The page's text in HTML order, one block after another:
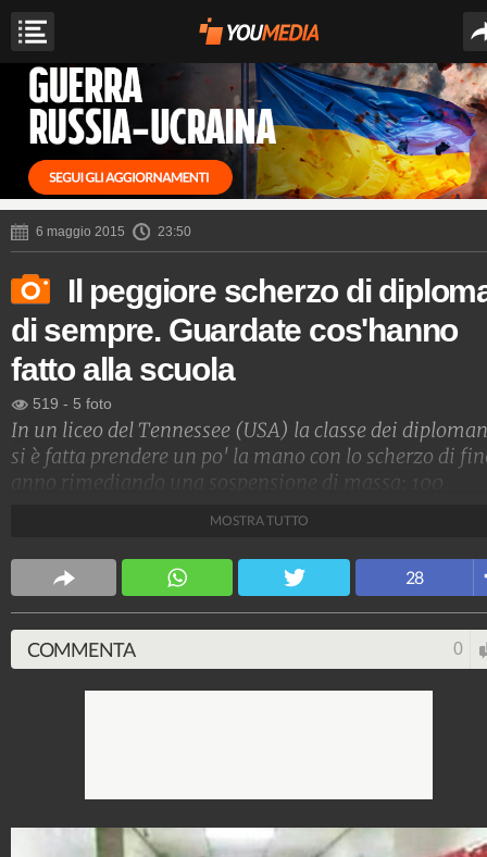
6 maggio 2015 23:50
Il peggiore scherzo di
di sempre. Guardate cos'hanno
fatto alla scuola
519 - 5 foto
In un liceo del Tennessee (USA) la classe dei
si è fatta prendere un po' la mano con lo scherzo di
anno rimediando una sospensione di massa: 100
SuccedeNelMondo
17.822.217 1.127 video 558 foto
MOSTRA TUTTO
28
COMMENTA 0